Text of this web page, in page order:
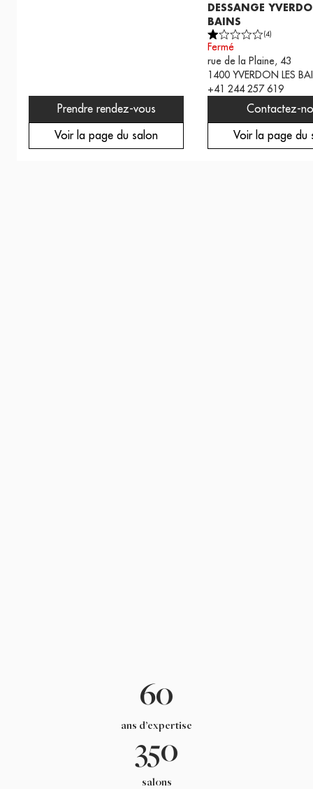
Prendre rendez-vous
Voir la page du salon
DESSANGE
BAINS
(4)
Fermé
rue de la Plaine, 43
1400 YVERDON LES
+41 244 257 619
Contactez-
Voir la page du
60
ans d’expertise
350
salons